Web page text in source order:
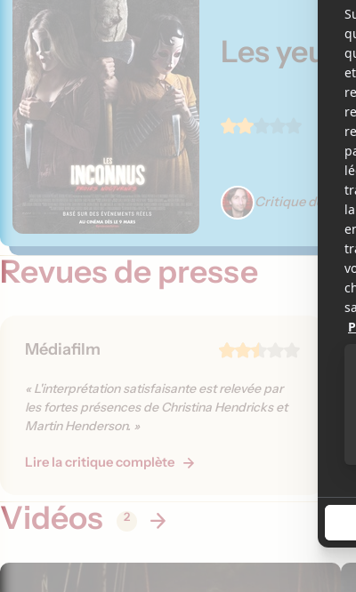
Les yeux
Critique de
Revues de presse
Médiafilm
« L'interprétation satisfaisante est relevée par
les fortes présences de Christina Hendricks et
Martin Henderson. »
Lire la critique complète
Vidéos 2